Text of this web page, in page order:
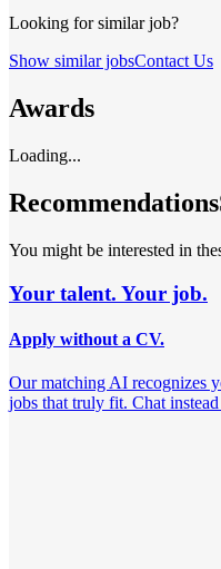
Looking for similar job?
Show similar jobsContact Us
Awards
Loading...
Recommendations
You might be interested in
Your talent. Your job.
Apply without a CV.
Our matching AI recognizes
jobs that truly fit. Chat